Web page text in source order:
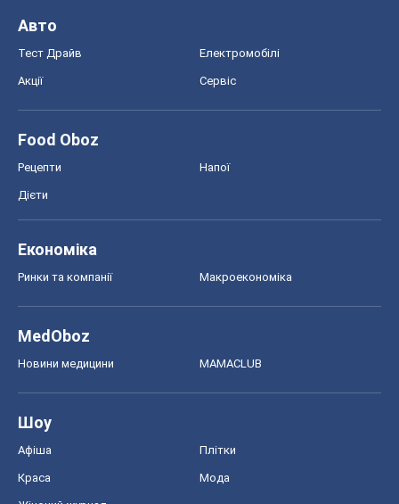
Авто
Тест Драйв Електромобілі
Акції Сервіс
Food Oboz
Рецепти Напої
Дієти
Економіка
Ринки та компанії Макроекономіка
MedOboz
Новини медицини MAMACLUB
Шоу
Афіша Плітки
Краса Мода